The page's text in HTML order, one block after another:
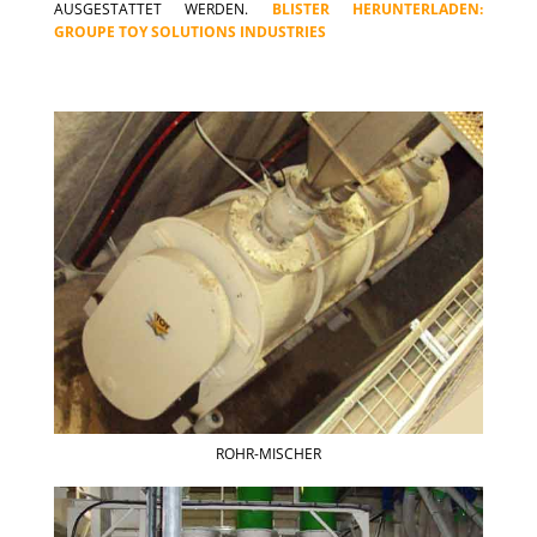
USGESTATTET WERDEN.
BLISTER HERUNTERLADEN:
GROUPE TOY SOLUTIONS INDUSTRIES
ROHR-MISCHER